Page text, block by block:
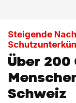
Steigende
Über
Schweiz